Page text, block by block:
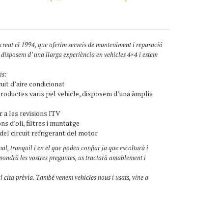
el 1994, que oferim serveis de manteniment i reparació
d’ una llarga experiència en vehicles 4×4 i estem
d’aire condicionat
varis pel vehicle, disposem d’una àmplia
a les revisions ITV
d’oli, filtres i muntatge
circuit refrigerant del motor
tranquil i en el que podeu confiar ja que escoltarà i
les vostres preguntes, us tractarà amablement i
prèvia. També venem vehicles nous i usats, vine a